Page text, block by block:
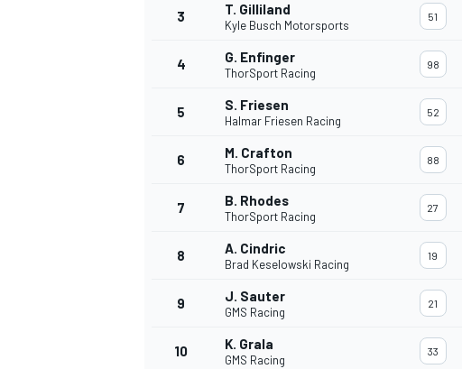
3 T. Gilliland
Kyle Busch Motorsports
51
4 G. Enfinger
ThorSport Racing
98
5 S. Friesen
Halmar Friesen Racing
52
6 M. Crafton
ThorSport Racing
88
7 B. Rhodes
ThorSport Racing
27
8 A. Cindric
Brad Keselowski Racing
19
9 J. Sauter
GMS Racing
21
10 K. Grala
GMS Racing
33